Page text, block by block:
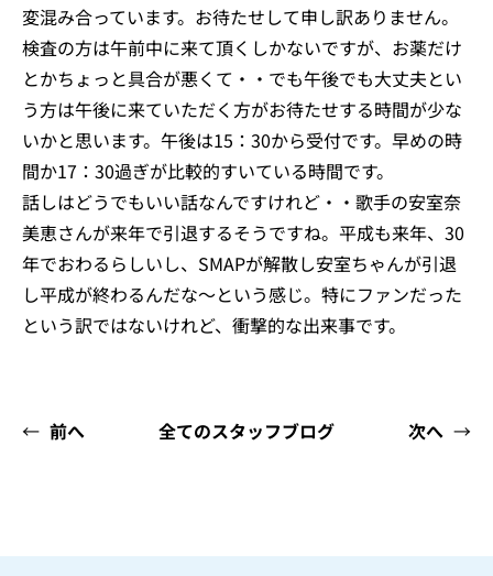
変混み合っています。お待たせして申し訳ありません。
検査の方は午前中に来て頂くしかないですが、お薬だけ
とかちょっと具合が悪くて・・でも午後でも大丈夫とい
う方は午後に来ていただく方がお待たせする時間が少な
いかと思います。午後は15：30から受付です。早めの時
間か17：30過ぎが比較的すいている時間です。
話しはどうでもいい話なんですけれど・・歌手の安室奈
美恵さんが来年で引退するそうですね。平成も来年、30
年でおわるらしいし、SMAPが解散し安室ちゃんが引退
し平成が終わるんだな～という感じ。特にファンだった
という訳ではないけれど、衝撃的な出来事です。
← 前へ 全てのスタッフブログ 次へ →